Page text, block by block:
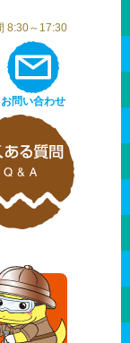
8:30～17:30
お問い合わせ